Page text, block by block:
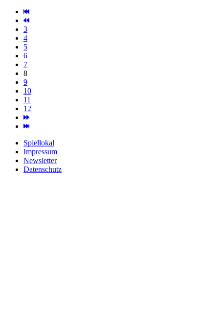
3
4
5
6
7
8
9
10
11
12
Spiellokal
Impressum
Newsletter
Datenschutz